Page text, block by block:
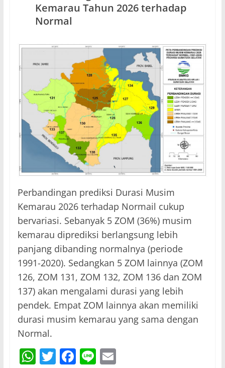
Kemarau Tahun 2026 terhadap
Normal
Perbandingan prediksi Durasi Musim
Kemarau 2026 terhadap Normail cukup
bervariasi. Sebanyak 5 ZOM (36%) musim
kemarau diprediksi berlangsung lebih
panjang dibanding normalnya (periode
1991-2020). Sedangkan 5 ZOM lainnya (ZOM
126, ZOM 131, ZOM 132, ZOM 136 dan ZOM
137) akan mengalami durasi yang lebih
pendek. Empat ZOM lainnya akan memiliki
durasi musim kemarau yang sama dengan
Normal.
W T F Li E